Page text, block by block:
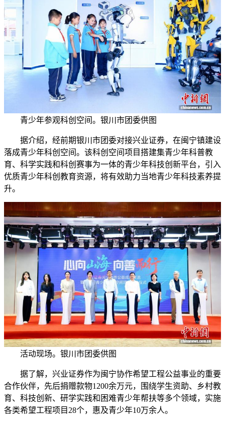
青少年参观科创空间。银川市团委供图
据介绍，经前期银川市团委对接兴业证券，在闽宁镇建设
落成青少年科创空间。该科创空间项目搭建集青少年科普教
育、科学实践和科创赛事为一体的青少年科技创新平台，引入
优质青少年科创教育资源，将有效助力当地青少年科技素养提
升。
活动现场。银川市团委供图
据了解，兴业证券作为闽宁协作希望工程公益事业的重要
合作伙伴，先后捐赠款物1200余万元，围绕学生资助、乡村教
育、科技创新、研学实践和困难青少年帮扶等多个领域，实施
各类希望工程项目28个，惠及青少年10万余人。